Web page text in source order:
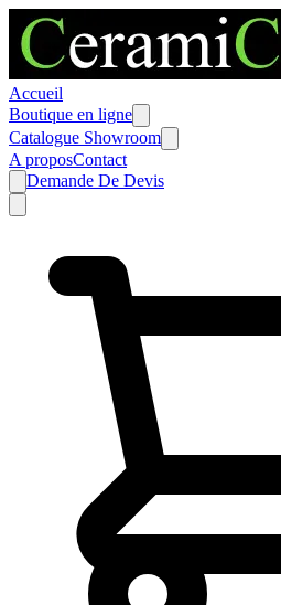
Accueil
Boutique en ligne
Catalogue Showroom
A proposContact
Demande De Devis